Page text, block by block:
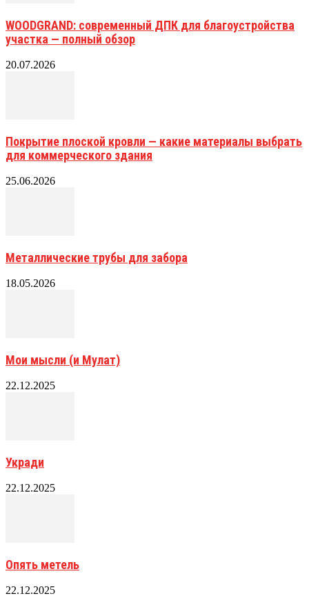
WOODGRAND: современный ДПК для благоустройства
участка — полный обзор
20.07.2026
Покрытие плоской кровли — какие материалы выбрать
для коммерческого здания
25.06.2026
Металлические трубы для забора
18.05.2026
Мои мысли (и Мулат)
22.12.2025
Укради
22.12.2025
Опять метель
22.12.2025